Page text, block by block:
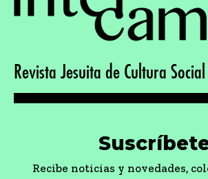
Revista Jesuita de Cultura Social
Recibe noticias y novedades,